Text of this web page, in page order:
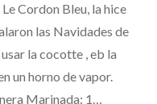
Cordon Bleu, la hice
las Navidades de
la cocotte , eb la
un horno de vapor.
Marinada: 1…